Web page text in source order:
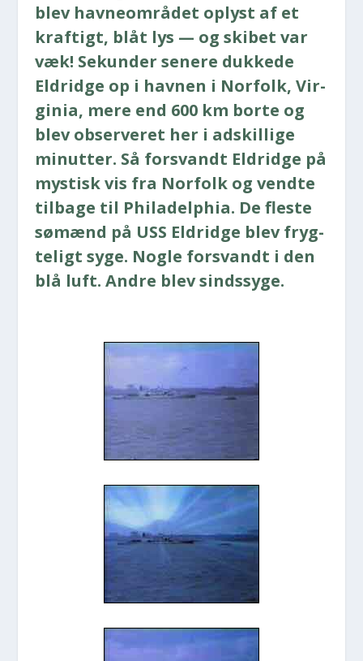
blev hav­ne­om­rå­det oplyst af et
kraf­tigt, blåt lys — og ski­bet var
væk! Sekun­der sene­re duk­ke­de
Eldrid­ge op i hav­nen i Nor­folk, Vir­
gi­nia, mere end 600 km bor­te og
blev obser­ve­ret her i adskil­li­ge
minut­ter. Så for­svandt Eldrid­ge på
mystisk vis fra Nor­folk og vend­te
til­ba­ge til Phila­delp­hia. De fle­ste
sømænd på USS Eldrid­ge blev fryg­
te­ligt syge. Nog­le for­svandt i den
blå luft. Andre blev sinds­sy­ge.